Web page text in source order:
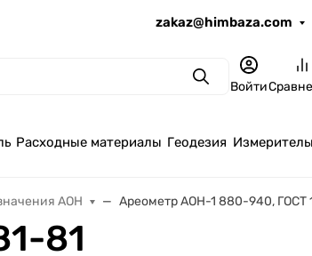
zakaz@himbaza.com
ПоискВойти
Расходные материалы Геодезия
АОН Ареометр АОН-1 880-940, ГОСТ
81